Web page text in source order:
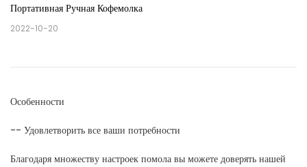
Портативная Ручная Кофемолка
2022-10-20
Особенности
-- Удовлетворить все ваши потребности
Благодаря множеству настроек помола вы можете доверять нашей